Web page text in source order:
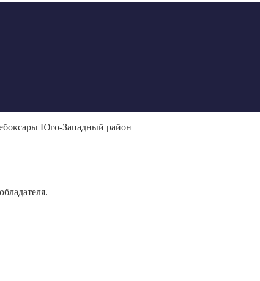
Юго-Западный район